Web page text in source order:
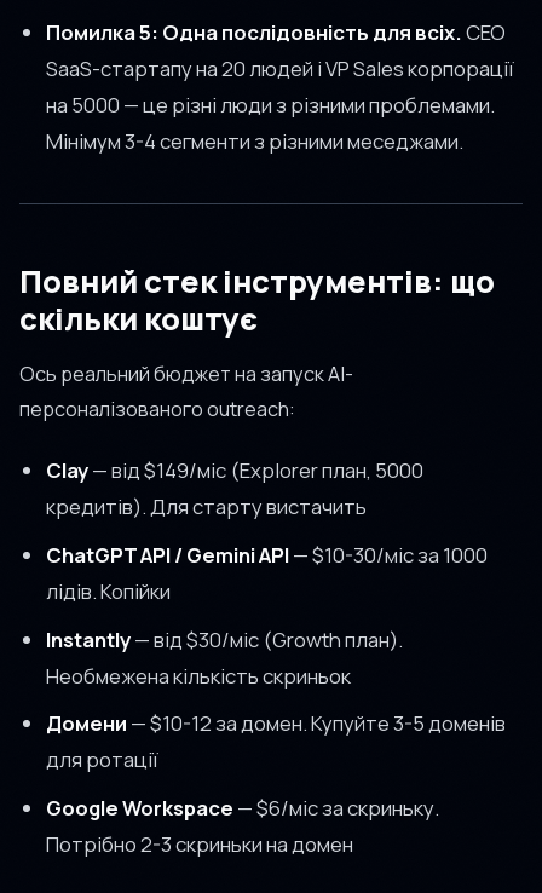
Помилка 5: Одна послідовність для всіх.CEO
SaaS-стартапу на 20 людей і VP Sales корпорації
на 5000 — це різні люди з різними проблемами.
Мінімум 3-4 сегменти з різними меседжами.
Повний стек інструментів: що
скільки коштує
Ось реальний бюджет на запуск AI-
персоналізованого outreach:
Clay— від $149/міс (Explorer план, 5000
кредитів). Для старту вистачить
ChatGPT API / Gemini API— $10-30/міс за 1000
лідів. Копійки
Instantly— від $30/міс (Growth план).
Необмежена кількість скриньок
Домени — $10-12 за домен. Купуйте 3-5 доменів
для ротації
Google Workspace — $6/міс за скриньку.
Потрібно 2-3 скриньки на домен